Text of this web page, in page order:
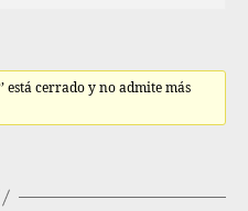
está cerrado y no admite más